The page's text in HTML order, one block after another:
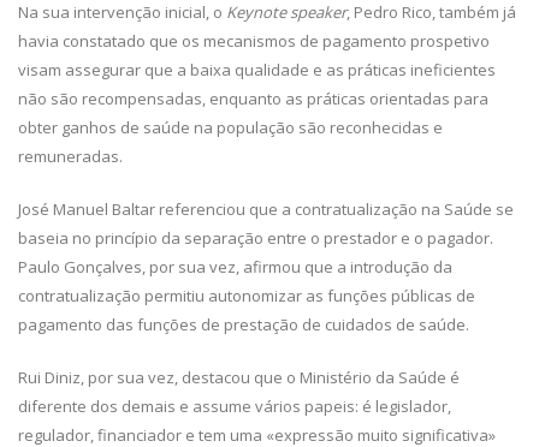
Na sua intervenção inicial, o Keynote speaker, Pedro Rico, também já
havia constatado que os mecanismos de pagamento prospetivo
visam assegurar que a baixa qualidade e as práticas ineficientes
não são recompensadas, enquanto as práticas orientadas para
obter ganhos de saúde na população são reconhecidas e
remuneradas.
José Manuel Baltar referenciou que a contratualização na Saúde se
baseia no princípio da separação entre o prestador e o pagador.
Paulo Gonçalves, por sua vez, afirmou que a introdução da
contratualização permitiu autonomizar as funções públicas de
pagamento das funções de prestação de cuidados de saúde.
Rui Diniz, por sua vez, destacou que o Ministério da Saúde é
diferente dos demais e assume vários papeis: é legislador,
regulador, financiador e tem uma «expressão muito significativa»